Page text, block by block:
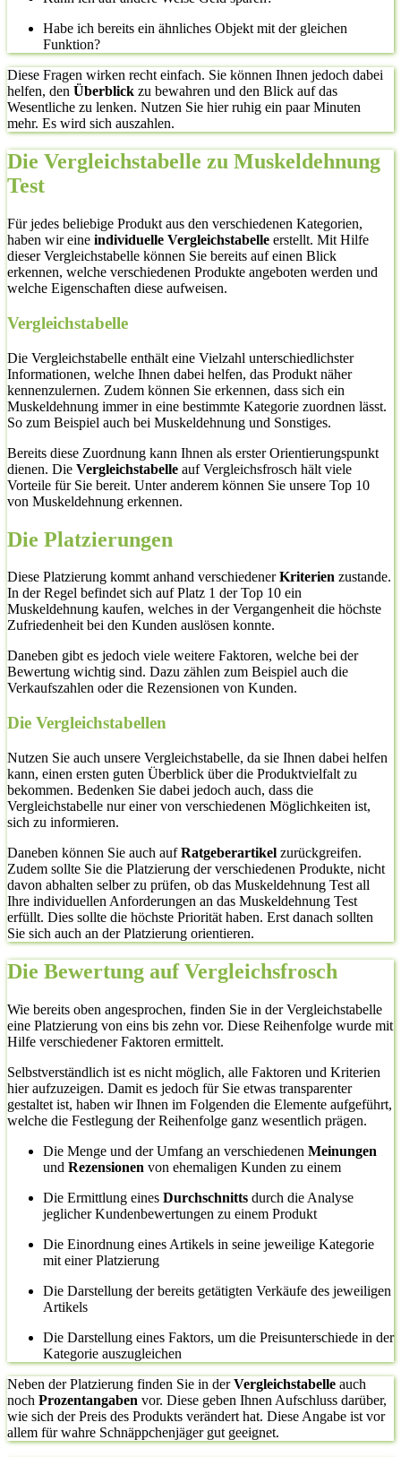
Habe ich bereits ein ähnliches Objekt mit der gleichen
Funktion?
Diese Fragen wirken recht einfach. Sie können Ihnen jedoch dabei
helfen, den Überblick zu bewahren und den Blick auf das
Wesentliche zu lenken. Nutzen Sie hier ruhig ein paar Minuten
mehr. Es wird sich auszahlen.
Die Vergleichstabelle zu Muskeldehnung
Test
Für jedes beliebige Produkt aus den verschiedenen Kategorien,
haben wir eine individuelle Vergleichstabelle erstellt. Mit Hilfe
dieser Vergleichstabelle können Sie bereits auf einen Blick
erkennen, welche verschiedenen Produkte angeboten werden und
welche Eigenschaften diese aufweisen.
Vergleichstabelle
Die Vergleichstabelle enthält eine Vielzahl unterschiedlichster
Informationen, welche Ihnen dabei helfen, das Produkt näher
kennenzulernen. Zudem können Sie erkennen, dass sich ein
Muskeldehnung immer in eine bestimmte Kategorie zuordnen lässt.
So zum Beispiel auch bei Muskeldehnung und Sonstiges.
Bereits diese Zuordnung kann Ihnen als erster Orientierungspunkt
dienen. Die Vergleichstabelle auf Vergleichsfrosch hält viele
Vorteile für Sie bereit. Unter anderem können Sie unsere Top 10
von Muskeldehnung erkennen.
Die Platzierungen
Diese Platzierung kommt anhand verschiedenerKriterien zustande.
In der Regel befindet sich auf Platz 1 der Top 10 ein
Muskeldehnung kaufen, welches in der Vergangenheit die höchste
Zufriedenheit bei den Kunden auslösen konnte.
Daneben gibt es jedoch viele weitere Faktoren, welche bei der
Bewertung wichtig sind. Dazu zählen zum Beispiel auch die
Verkaufszahlen oder die Rezensionen von Kunden.
Die Vergleichstabellen
Nutzen Sie auch unsere Vergleichstabelle, da sie Ihnen dabei helfen
kann, einen ersten guten Überblick über die Produktvielfalt zu
bekommen. Bedenken Sie dabei jedoch auch, dass die
Vergleichstabelle nur einer von verschiedenen Möglichkeiten ist,
sich zu informieren.
Daneben können Sie auch aufRatgeberartikel zurückgreifen.
Zudem sollte Sie die Platzierung der verschiedenen Produkte, nicht
davon abhalten selber zu prüfen, ob das Muskeldehnung Test all
Ihre individuellen Anforderungen an das Muskeldehnung Test
erfüllt. Dies sollte die höchste Priorität haben. Erst danach sollten
Sie sich auch an der Platzierung orientieren.
Die Bewertung auf Vergleichsfrosch
Wie bereits oben angesprochen, finden Sie in der Vergleichstabelle
eine Platzierung von eins bis zehn vor. Diese Reihenfolge wurde mit
Hilfe verschiedener Faktoren ermittelt.
Selbstverständlich ist es nicht möglich, alle Faktoren und Kriterien
hier aufzuzeigen. Damit es jedoch für Sie etwas transparenter
gestaltet ist, haben wir Ihnen im Folgenden die Elemente aufgeführt,
welche die Festlegung der Reihenfolge ganz wesentlich prägen.
Die Menge und der Umfang an verschiedenen Meinungen
und Rezensionen von ehemaligen Kunden zu einem
Die Ermittlung eines Durchschnitts durch die Analyse
jeglicher Kundenbewertungen zu einem Produkt
Die Einordnung eines Artikels in seine jeweilige Kategorie
mit einer Platzierung
Die Darstellung der bereits getätigten Verkäufe des jeweiligen
Artikels
Die Darstellung eines Faktors, um die Preisunterschiede in der
Kategorie auszugleichen
Neben der Platzierung finden Sie in derVergleichstabelle auch
noch Prozentangaben vor. Diese geben Ihnen Aufschluss darüber,
wie sich der Preis des Produkts verändert hat. Diese Angabe ist vor
allem für wahre Schnäppchenjäger gut geeignet.